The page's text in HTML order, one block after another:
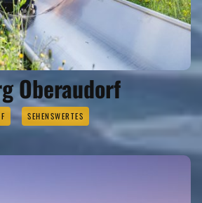
Oberaudorf
SEHENSWERTES